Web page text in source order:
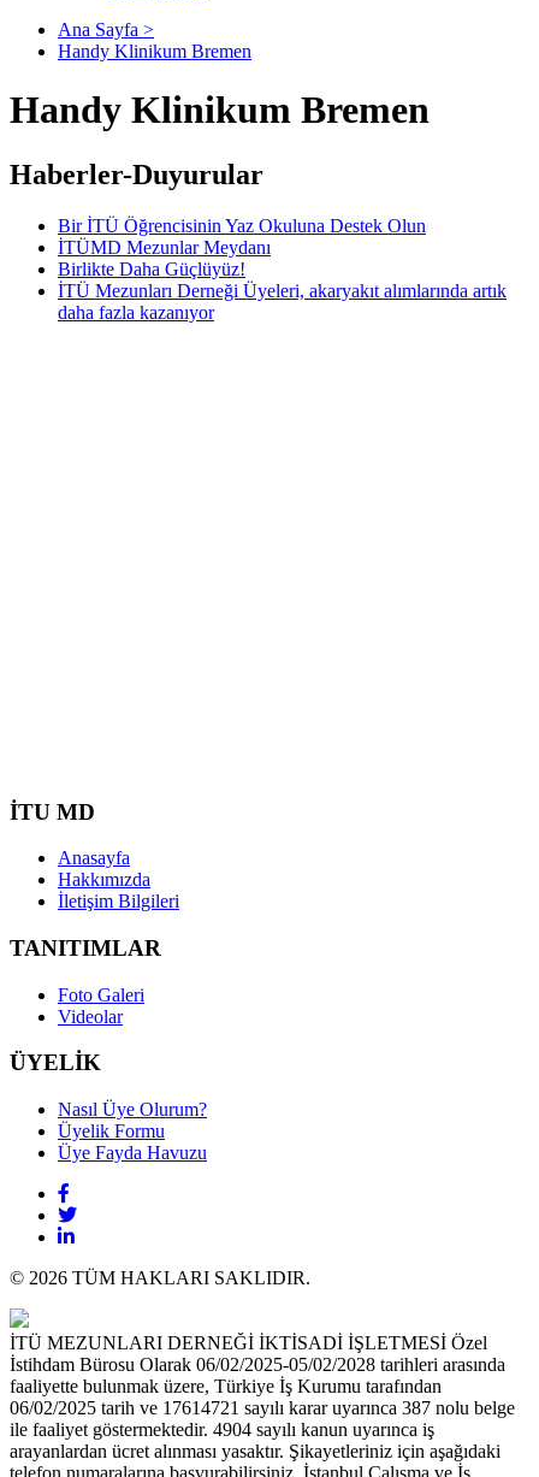
Ana Sayfa >
Handy Klinikum Bremen
Handy Klinikum Bremen
Haberler-Duyurular
Bir İTÜ Öğrencisinin Yaz Okuluna Destek Olun
İTÜMD Mezunlar Meydanı
Birlikte Daha Güçlüyüz!
İTÜ Mezunları Derneği Üyeleri, akaryakıt alımlarında artık
daha fazla kazanıyor
İTU MD
Anasayfa
Hakkımızda
İletişim Bilgileri
TANITIMLAR
Foto Galeri
Videolar
ÜYELİK
Nasıl Üye Olurum?
Üyelik Formu
Üye Fayda Havuzu
© 2026 TÜM HAKLARI SAKLIDIR.
İTÜ MEZUNLARI DERNEĞİ İKTİSADİ İŞLETMESİ Özel
İstihdam Bürosu Olarak 06/02/2025-05/02/2028 tarihleri arasında
faaliyette bulunmak üzere, Türkiye İş Kurumu tarafından
06/02/2025 tarih ve 17614721 sayılı karar uyarınca 387 nolu belge
ile faaliyet göstermektedir. 4904 sayılı kanun uyarınca iş
arayanlardan ücret alınması yasaktır. Şikayetleriniz için aşağıdaki
telefon numaralarına başvurabilirsiniz. İstanbul Çalışma ve İş